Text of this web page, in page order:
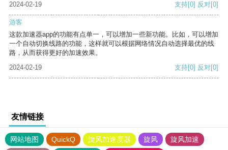
2024-02-19 支持[0] 反对[0]
游客
这款加速器app的功能有点单一，可以增加一些新功能。比如，可以增加
一个自动切换线路的功能，这样就可以根据网络情况自动选择最优的线
路，从而获得更好的加速效果。
2024-02-19
支持[0] 反对[0]
友情链接
网站地图 QuickQ 旋风加速度器 旋风
旋风加速